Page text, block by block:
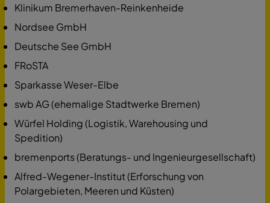
Klinikum Bremerhaven-Reinkenheide
Nordsee GmbH
Deutsche See GmbH
FRoSTA
Sparkasse Weser-Elbe
swb AG (ehemalige Stadtwerke Bremen)
Würfel Holding (Logistik, Warehousing und
Spedition)
bremenports (Beratungs- und Ingenieurgesellschaft)
Alfred-Wegener-Institut (Erforschung von
Polargebieten, Meeren und Küsten)